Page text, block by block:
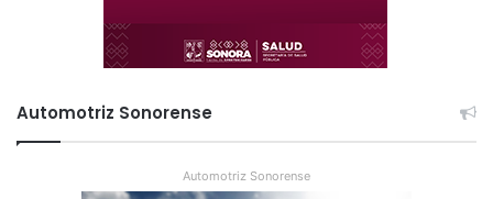
Automotriz Sonorense
Automotriz Sonorense